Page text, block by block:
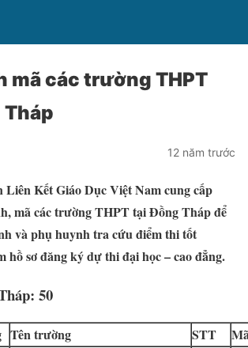
mã các trường THPT
12 năm trước
Liên Kết Giáo Dục Việt Nam cung cấp
mã các trường THPT tại Đồng Tháp để
và phụ huynh tra cứu điểm thi tốt
hồ sơ đăng ký dự thi đại học – cao đẳng.
50
Tên trường STT